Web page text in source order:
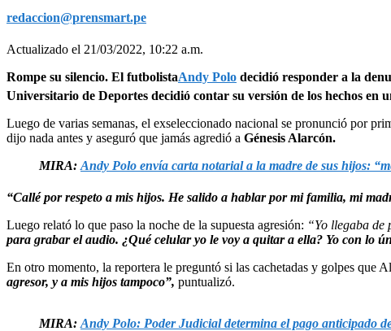
redaccion@prensmart.pe
Actualizado el 21/03/2022, 10:22 a.m.
Rompe su silencio. El futbolistaAndy Polo decidió responder a la
Universitario de Deportes decidió contar su versión de los hechos en
Luego de varias semanas, el exseleccionado nacional se pronunció por
dijo nada antes y aseguró que jamás agredió a Génesis Alarcón.
MIRA: Andy Polo envía carta notarial a la madre de sus hijos:
“Callé por respeto a mis hijos. He salido a hablar por mi familia, mi
Luego relató lo que paso la noche de la supuesta agresión: “Yo llegaba de
para grabar el audio. ¿Qué celular yo le voy a quitar a ella? Yo con lo
En otro momento, la reportera le preguntó si las cachetadas y golpes que
agresor, y a mis hijos tampoco”, puntualizó.
MIRA: Andy Polo: Poder Judicial determina el pago anticipado